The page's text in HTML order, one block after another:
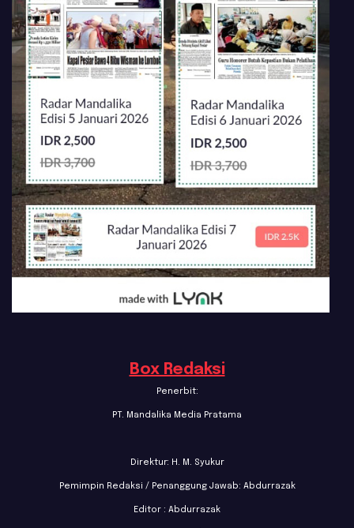
Box Redaksi
Penerbit:
PT. Mandalika Media Pratama
Direktur: H. M. Syukur
Pemimpin Redaksi / Penanggung Jawab: Abdurrazak
Editor : Abdurrazak